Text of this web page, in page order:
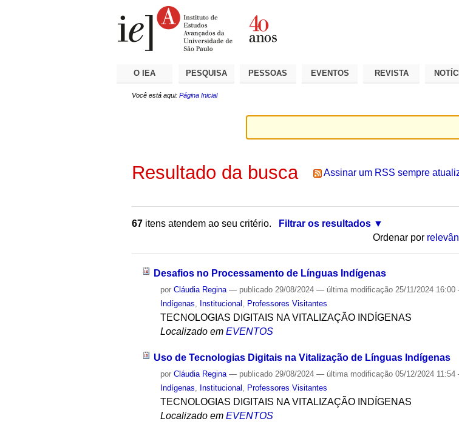
O IEA PESQUISA PESSOAS EVENTOS REVISTA
Você está aqui: Página Inicial
Resultado da busca Assinar um RSS sempre
67 itens atendem ao seu critério.
Filtrar os resultados
Ordenar por
Desafios no Processamento de Línguas Indígenas
porCláudia Regina — publicado 29/08/2024— última modificação 25/11/2024 16:00
Indígenas
Institucional Professores Visitantes
TECNOLOGIAS DIGITAIS NA VITALIZAÇÃO INDÍGENAS
Localizado em EVENTOS
Uso de Tecnologias Digitais na Vitalização de Línguas Indígenas
porCláudia Regina — publicado 29/08/2024— última modificação 05/12/2024 11:54
Indígenas
Institucional Professores Visitantes
TECNOLOGIAS DIGITAIS NA VITALIZAÇÃO INDÍGENAS
Localizado em EVENTOS